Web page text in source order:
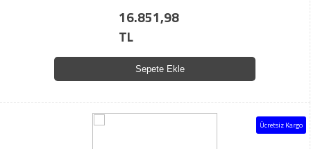
16.851,98
TL
Sepete Ekle
Ücretsiz Kargo